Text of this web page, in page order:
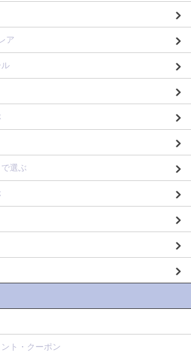
ア
選ぶ
ト・クーポン